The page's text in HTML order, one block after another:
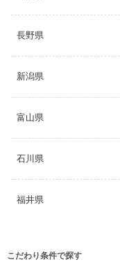
長野県
新潟県
富山県
石川県
福井県
こだわり条件で探す